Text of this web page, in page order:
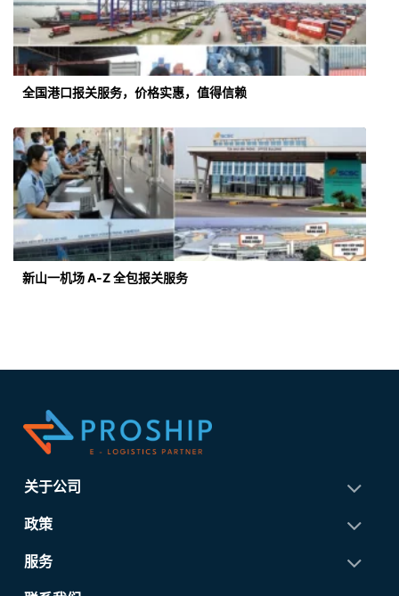
全国港口报关服务，价格实惠，值得信赖
新山一机场 A-Z 全包报关服务
关于公司
政策
服务